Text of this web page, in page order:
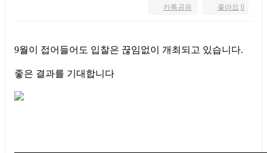
좋아요 0
카톡공유
9월이 접어들어도 입찰은 끊임없이 개최되고 있습니다.
좋은 결과를 기대합니다